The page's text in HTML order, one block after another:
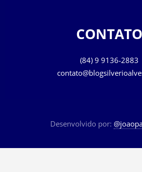
CONTATO
(84) 9 9136-2883
Desenvolvido por: